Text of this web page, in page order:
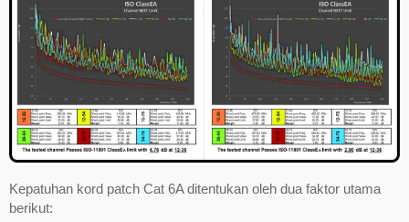
Kepatuhan kord patch Cat 6A ditentukan oleh dua faktor utama
berikut: